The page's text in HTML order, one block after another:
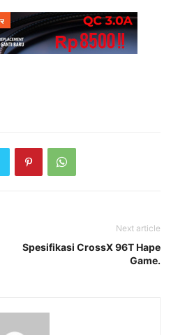
Next article
Spesifikasi CrossX 96T Hape
Game.